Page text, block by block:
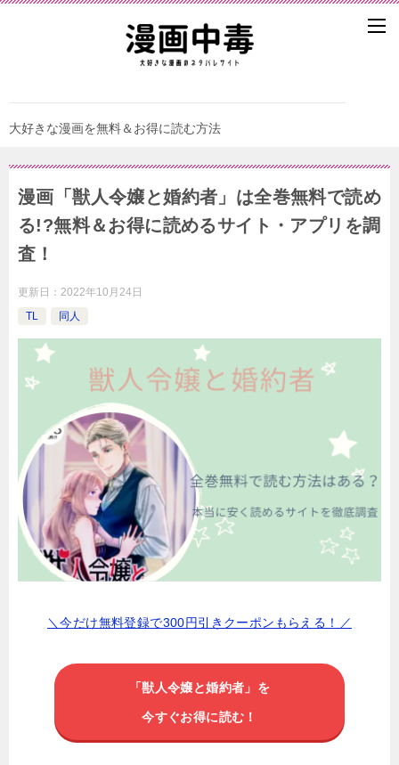
大好きな漫画を無料＆お得に読む方法
漫画「獣人令嬢と婚約者」は全巻無料で読め
る!?無料＆お得に読めるサイト・アプリを調
査！
更新日： 2022年10月24日
TL
同人
＼今だけ無料登録で300円引きクーポンもらえる！／
「獣人令嬢と婚約者」を
今すぐお得に読む！